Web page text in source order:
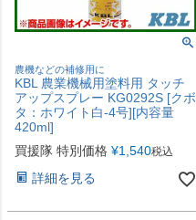
農機などの補修用に
KBL 農業機械用塗料用 タッチ
アップスプレー KG0292S [クボ
タ：ホワイト白-4号][内容量
420ml]
買援隊 特別価格 ¥1,540税込
詳細を見る